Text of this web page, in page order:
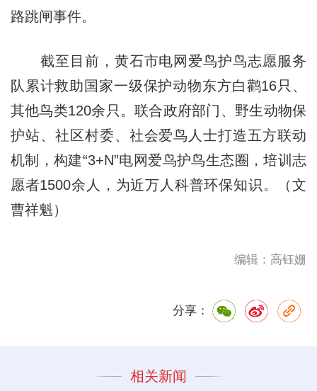
路跳闸事件。
截至目前，黄石市电网爱鸟护鸟志愿服务
队累计救助国家一级保护动物东方白鹳16只、
其他鸟类120余只。联合政府部门、野生动物保
护站、社区村委、社会爱鸟人士打造五方联动
机制，构建“3+N”电网爱鸟护鸟生态圈，培训志
愿者1500余人，为近万人科普环保知识。（文
曹祥魁）
编辑：高钰姗
分享：
相关新闻